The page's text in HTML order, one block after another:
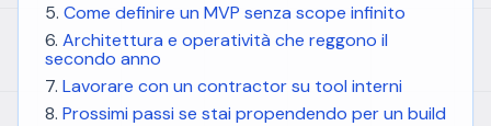
Come definire un MVP senza scope infinito
Architettura e operatività che reggono il
secondo anno
Lavorare con un contractor su tool interni
Prossimi passi se stai propendendo per un build